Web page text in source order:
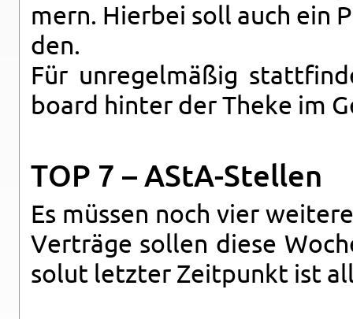
mern. Hier­bei soll auch ein
den.
Für un­re­gel­mä­ßig
board hin­ter der Theke im
TOP 7 – AStA-Stel­len
Es müs­sen noch vier
Ver­trä­ge sol­len diese
so­lut letz­ter Zeit­punkt ist